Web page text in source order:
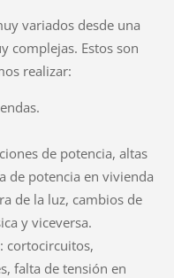
variados desde una
complejas. Estos son
realizar:
de potencia, altas
de potencia en vivienda
de la luz, cambios de
y viceversa.
cortocircuitos,
falta de tensión en